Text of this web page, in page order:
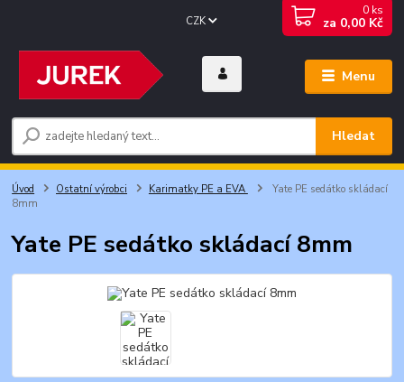
Menu
CZK
Hledat
0 ks
za 0,00 Kč
Úvod Ostatní výrobci Karimatky PE a EVA
Yate PE sedátko skládací
8mm
Yate PE sedátko skládací 8mm